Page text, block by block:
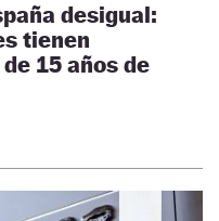
desigual:
tienen
15 años de